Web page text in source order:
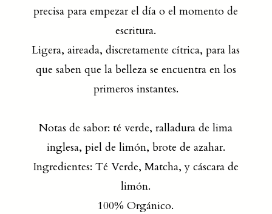
precisa para empezar el día o el momento de
escritura.
Ligera, aireada, discretamente cítrica, para las
que saben que la belleza se encuentra en los
primeros instantes.
Notas de sabor: té verde, ralladura de lima
inglesa, piel de limón, brote de azahar.
Ingredientes: Té Verde, Matcha, y cáscara de
limón.
100% Orgánico.